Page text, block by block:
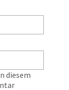
diesem